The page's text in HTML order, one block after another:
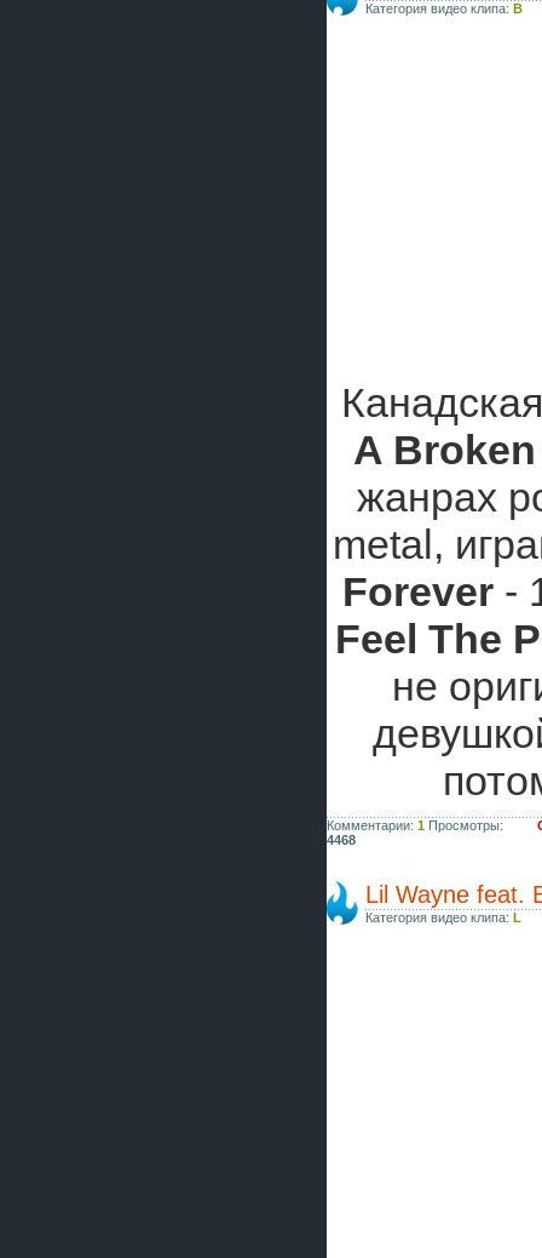
Категория видео клипа: B
A
жанрах
metal,
Forever -
Feel The
не
Комментарии: 1 Просмотры:
4468
Lil Wayne feat.
Категория видео клипа: L